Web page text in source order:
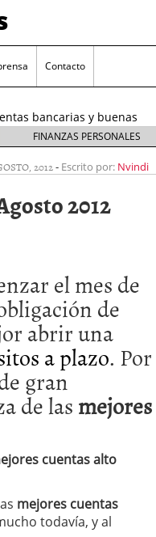
Contacto
Alternativas para
gastos sin líos?
bancarias y buenas
ganas con 2-3 % TAE?
Alternativas para
gastos sin líos?
FINANZAS PERSONALES
2012- Escrito por: Nvindi
2012
el mes de
de
abrir una
a plazo. Por
gran
de lasmejores
cuentas alto
mejores cuentas
todavía, y al